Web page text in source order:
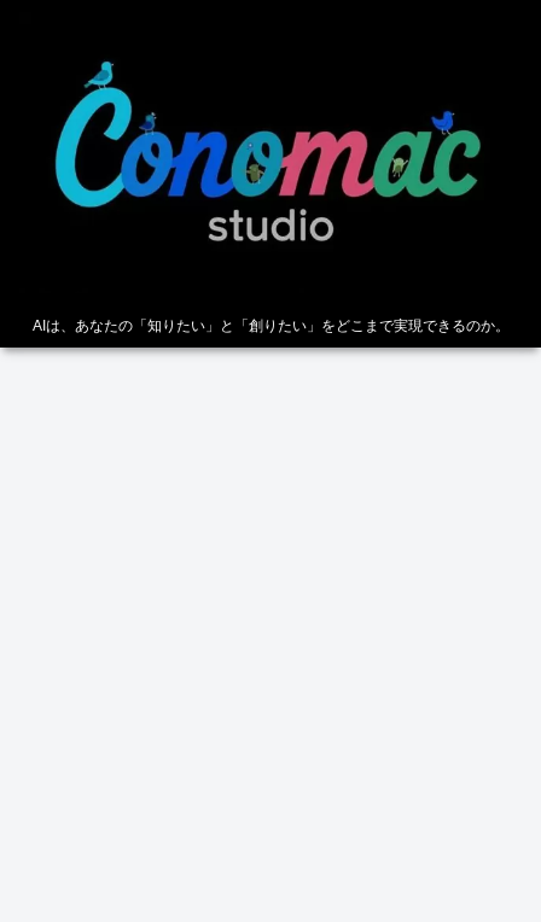
AIは、あなたの「知りたい」と「創りたい」をどこまで実現できるのか。